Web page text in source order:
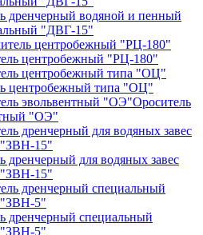
дренчерный водяной и пенный
"ДВГ-15"
центробежный "РЦ-180"
центробежный типа "ОЦ"
Ороситель
"ОЭ"
дренчерный для водяных завес
15"
дренчерный специальный
5"